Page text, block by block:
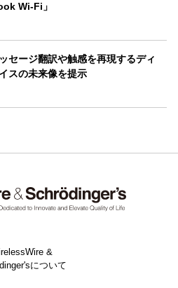
Wi-Fi」
セージ翻訳や触感を再現するディ
スの未来像を提示
&
について